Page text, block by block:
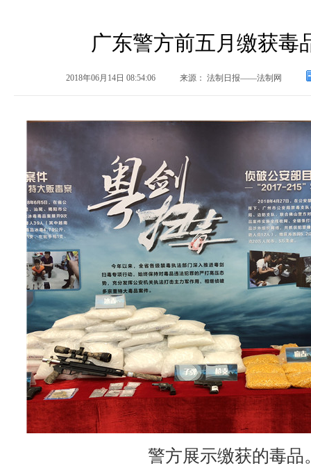
广东警方前五月缴获毒
2018年06月14日 08:54:06 来源： 法制日报——法制网
警方展示缴获的毒品